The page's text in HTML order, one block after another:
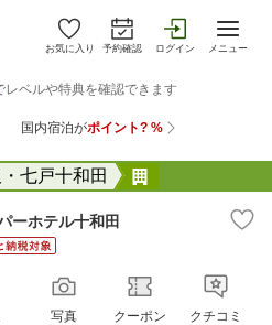
お気に入り 予約確認 ログイン メニュー
七戸十和田
ホテル十和田
写真 クーポン クチコミ